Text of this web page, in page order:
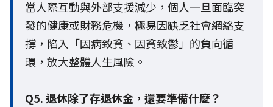
當人際互動與外部支援減少，個人一旦面臨突
發的健康或財務危機，極易因缺乏社會網絡支
撐，陷入「因病致貧、因貧致鬱」的負向循
環，放大整體人生風險。
Q5. 退休除了存退休金，還要準備什麼？